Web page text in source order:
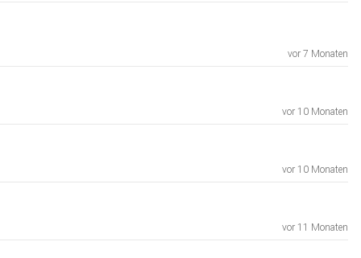
vor 7 Monaten
vor 10 Monaten
vor 10 Monaten
vor 11 Monaten